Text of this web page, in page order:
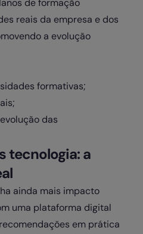
de formação
reais da empresa e dos
a evolução
formativas;
das
tecnologia: a
ainda mais impacto
uma plataforma digital
em prática